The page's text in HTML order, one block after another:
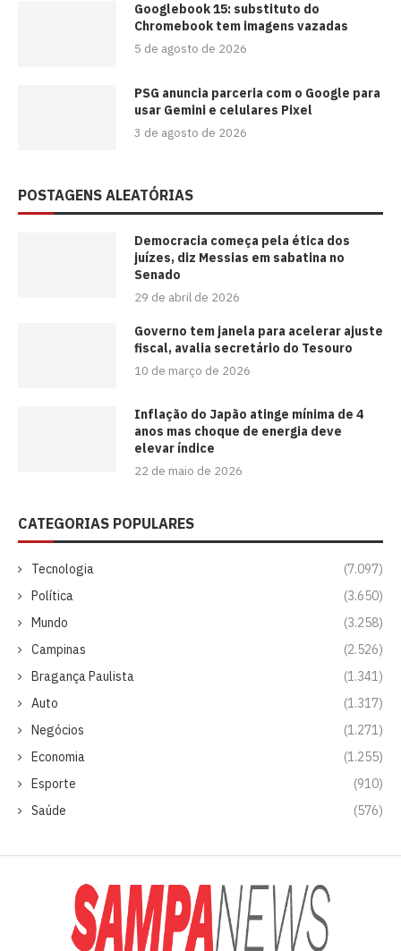
Googlebook 15: substituto do
Chromebook tem imagens vazadas
5 de agosto de 2026
PSG anuncia parceria com o Google para
usar Gemini e celulares Pixel
3 de agosto de 2026
POSTAGENS ALEATÓRIAS
Democracia começa pela ética dos
juízes, diz Messias em sabatina no
Senado
29 de abril de 2026
Governo tem janela para acelerar ajuste
fiscal, avalia secretário do Tesouro
10 de março de 2026
Inflação do Japão atinge mínima de 4
anos mas choque de energia deve
elevar índice
22 de maio de 2026
CATEGORIAS POPULARES
Tecnologia
(7.097)
Política
(3.650)
Mundo
(3.258)
Campinas
(2.526)
Bragança Paulista
(1.341)
Auto
(1.317)
Negócios
(1.271)
Economia
(1.255)
Esporte
(910)
Saúde
(576)